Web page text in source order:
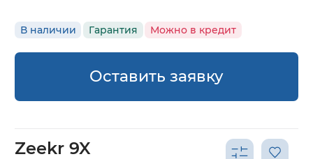
В наличии Гарантия Можно в кредит
Оставить заявку
Zeekr 9X